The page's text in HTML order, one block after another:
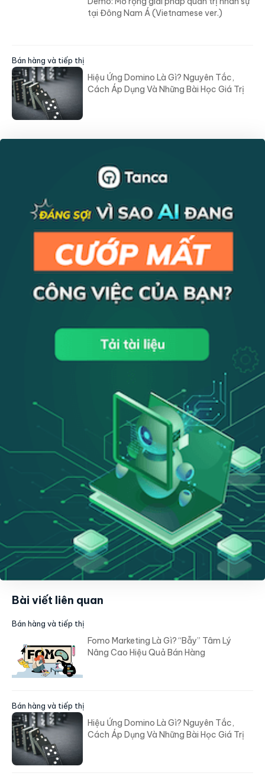
tại Đông Nam Á (Vietnamese ver.)
Bán hàng và tiếp thị
Hiệu Ứng Domino Là Gì? Nguyên Tắc,
Cách Áp Dụng Và Những Bài Học Giá Trị
Bài viết liên quan
Bán hàng và tiếp thị
Fomo Marketing Là Gì? “Bẫy” Tâm Lý
Nâng Cao Hiệu Quả Bán Hàng
Bán hàng và tiếp thị
Hiệu Ứng Domino Là Gì? Nguyên Tắc,
Cách Áp Dụng Và Những Bài Học Giá Trị